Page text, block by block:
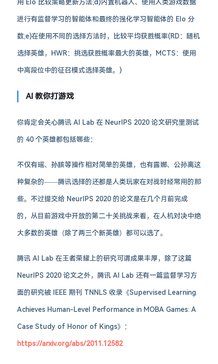
用 Elo 比较策略更新方法;d)内置机器人、使用人类游戏数据
进行有监督学习的智能体和最终的强化学习智能体的 Elo 分
数;e)在使用不同的选择方法时，比较平均获胜概率(RD：随机
选择英雄，HWR：挑选获胜概率最大的英雄，MCTS：使用
中高段位中的征召模式选择英雄。)
AI 教你打游戏
你肯定会关心腾讯 AI Lab 在 NeurIPS 2020 论文研究里测试
的 40 个英雄都包括哪些：
不仅有瑶、孙膑等操作相对简单的英雄，也有露娜、公孙离这
种复杂的——腾讯选择的还都是人类玩家在对战时经常用的那
些。不过提交给 NeurIPS 2020 的论文是在几个月前完成
的，从目前游戏中开放的第二十关挑战来看，在人机对决中绝
大多数的英雄（除了两三个新英雄）都可以选了。
腾讯 AI Lab 在王者荣耀上的研究可谓成果丰厚，除了这篇
NeurIPS 2020 论文之外，腾讯 AI Lab 还有一篇监督学习方
面的研究被 IEEE 期刊 TNNLS 收录《Supervised Learning
Achieves Human-Level Performance in MOBA Games: A
Case Study of Honor of Kings》：
https://arxiv.org/abs/2011.12582